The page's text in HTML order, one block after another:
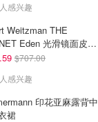
感兴趣
Weitzman THE
Eden 光滑镜面皮芭
鞋$707.00
感兴趣
印花亚麻露背中
裙